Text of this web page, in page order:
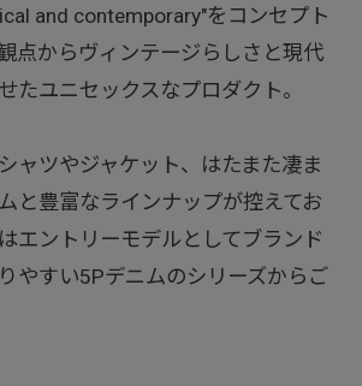
and contemporary"をコンセプト
点からヴィンテージらしさと現代
たユニセックスなプロダクト。
ャツやジャケット、はたまた凄ま
と豊富なラインナップが控えてお
エントリーモデルとしてブランド
やすい5Pデニムのシリーズからご